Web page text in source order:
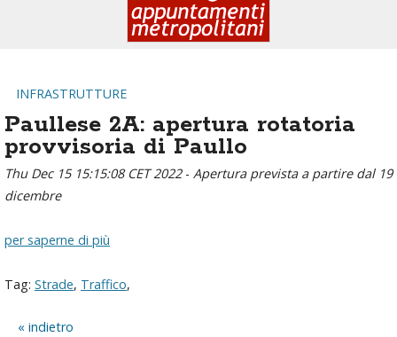
INFRASTRUTTURE
Paullese 2A: apertura rotatoria
provvisoria di Paullo
Thu Dec 15 15:15:08 CET 2022- Apertura prevista a partire dal 19
dicembre
per saperne di più
Tag: Strade, Traffico,
indietro